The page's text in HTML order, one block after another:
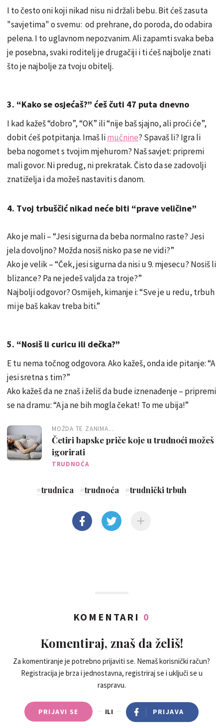
I to često oni koji nikad nisu ni držali bebu. Bit ćeš zasuta
"savjetima" o svemu: od prehrane, do poroda, do odabira
pelena. I to uglavnom nepozvanim. Ali zapamti svaka beba
je posebna, svaki roditelj je drugačiji i ti ćeš najbolje znati
što je najbolje za tvoju obitelj.
3. “Kako se osjećaš?” ćeš čuti 47 puta dnevno
I kad kažeš “dobro”, “OK” ili “nije baš sjajno, ali proći će”,
dobit ćeš potpitanja. Imaš limučnine? Spavaš li? Igra li
beba nogomet s tvojim mjehurom? Naš savjet: pripremi
mali govor. Ni predug, ni prekratak. Čisto da se zadovolji
znatiželja i da možeš nastaviti s danom.
4. Tvoj trbuščić nikad neće biti “prave veličine”
Ako je mali – “Jesi sigurna da beba normalno raste? Jesi
jela dovoljno? Možda nosiš nisko pa se ne vidi?”
Ako je velik – “Ček, jesi sigurna da nisi u 9. mjesecu? Nosiš li
blizance? Pa ne jedeš valjda za troje?”
Najbolji odgovor? Osmijeh, kimanje i: “Sve je u redu, trbuh
mi je baš kakav treba biti.”
5. “Nosiš li curicu ili dečka?”
E tu nema točnog odgovora. Ako kažeš, onda ide pitanje: “A
jesi sretna s tim?”
Ako kažeš da ne znaš i želiš da bude iznenađenje – pripremi
se na dramu: “A ja ne bih mogla čekat! To me ubija!”
MOŽDA TE ZANIMA...
Četiri bapske priče koje u trudnoći možeš
igorirati
TRUDNOĆA
#trudnica #trudnoća #trudnički trbuh
KOMENTARI 0
Komentiraj, znaš da želiš!
Za komentiranje je potrebno prijaviti se. Nemaš korisnički račun?
Registracija je brza i jednostavna, registriraj se i uključi se u
raspravu.
PRIJAVI SE ILI PRIJAVA